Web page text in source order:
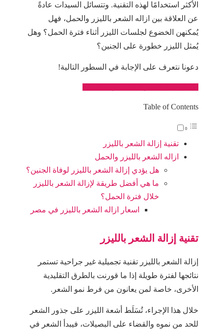
الأكثر استخدامًا لهذه التقنية. وتتسائل السيدات عادةً
عن العلاقة بين ازاله الشعر بالليزر والحمل، فهل
يُمكنهن الخضوع لجلسات الليزر أثناء فترة الحمل؟ وهل
يُمثل الليزر خطورة على الجنين؟
دعونا نتعرف على الإجابة في السطور التالية!
Table of Contents
تقنية إزالة الشعر بالليزر
ازاله الشعر بالليزر والحمل
هل يؤدي إزالة الشعر بالليزر لوفاة الجنين؟
ما هي أفضل طريقة لإزالة الشعر بالليزر
خلال فترة الحمل؟
اسعار ازاله الشعر بالليزر في مصر
تقنية إزالة الشعر بالليزر
إزالة الشعر بالليزر تقنية تجميلية غير جراحية تستمر
نتائجها لفترة طويلة إذا ما قورنت بالطرق التقليدية
الأخرى، خاصة لمن يعانون من فرط نمو الشعر.
خلال هذا الإجراء، تُسَلَط أشعة الليزر على جذور الشعر
للحد من نموه والقضاء على البصيلات، فيبدأ الشعر في